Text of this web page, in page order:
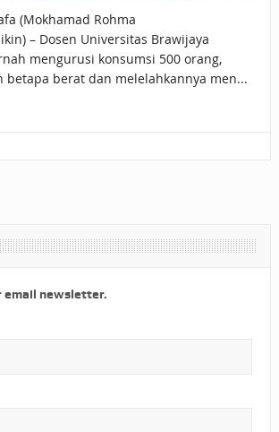
(Mokhamad Rohma
– Dosen Universitas Brawijaya
mengurusi konsumsi 500 orang,
betapa berat dan melelahkannya men...
email newsletter.